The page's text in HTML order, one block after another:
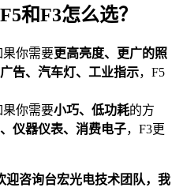
和F3怎么选？
果你需要更高亮度、更广的照
告、汽车灯、工业指示，F5
果你需要小巧、低功耗的方
仪器仪表、消费电子，F3更
迎咨询台宏光电技术团队，我